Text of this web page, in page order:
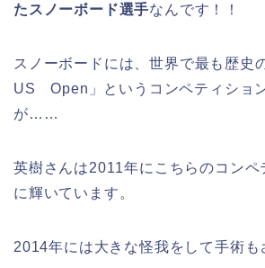
たスノーボード選手なんです！！
スノーボードには、世界で最も歴
US Open」というコンペティショ
が……
英樹さんは2011年にこちらのコンペ
に輝いています。
2014年には大きな怪我をして手術も